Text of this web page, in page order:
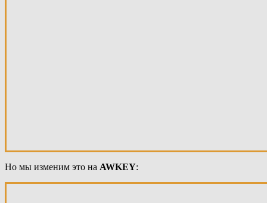
Но мы изменим это на AWKEY: